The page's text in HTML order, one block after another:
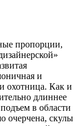
пропорции,
и
охотница. Как и
длиннее
в области
очерчена, скулы